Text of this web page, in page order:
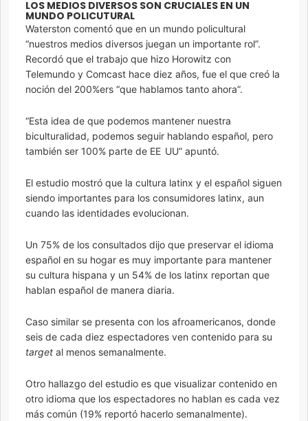
LOS MEDIOS DIVERSOS SON CRUCIALES EN UN
MUNDO POLICUTURAL
Waterston comentó que en un mundo policultural
“nuestros medios diversos juegan un importante rol”.
Recordó que el trabajo que hizo Horowitz con
Telemundo y Comcast hace diez años, fue el que creó la
noción del 200%ers “que hablamos tanto ahora”.
“Esta idea de que podemos mantener nuestra
biculturalidad, podemos seguir hablando español, pero
también ser 100% parte de EE UU” apuntó.
El estudio mostró que la cultura latinx y el español siguen
siendo importantes para los consumidores latinx, aun
cuando las identidades evolucionan.
Un 75% de los consultados dijo que preservar el idioma
español en su hogar es muy importante para mantener
su cultura hispana y un 54% de los latinx reportan que
hablan español de manera diaria.
Caso similar se presenta con los afroamericanos, donde
seis de cada diez espectadores ven contenido para su
target al menos semanalmente.
Otro hallazgo del estudio es que visualizar contenido en
otro idioma que los espectadores no hablan es cada vez
más común (19% reportó hacerlo semanalmente).